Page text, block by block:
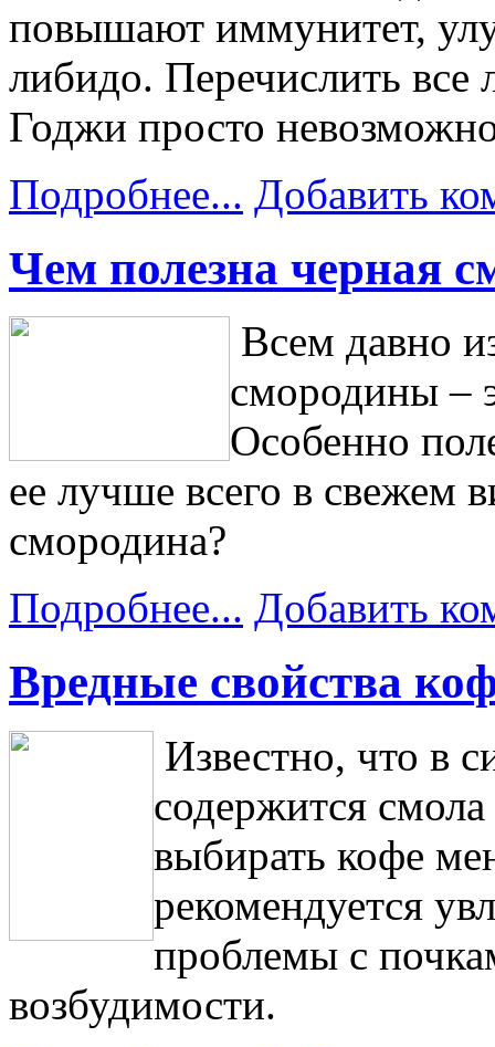
повышают иммунитет,
либидо. Перечислить все
Годжи просто
Подробнее... Добавить
Чем полезна черная
Всем давно
смородины –
Особенно
ее лучше всего в свежем
смородина?
Подробнее... Добавить
Вредные свойства
Известно, что в
содержится
выбирать кофе
рекомендуется
проблемы с
возбудимости.